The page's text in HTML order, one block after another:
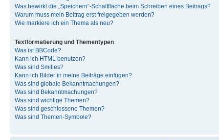
Was bewirkt die „Speichern“-Schaltfläche beim Schreiben eines Beitrags?
Warum muss mein Beitrag erst freigegeben werden?
Wie markiere ich ein Thema als neu?
Textformatierung und Thementypen
Was ist BBCode?
Kann ich HTML benutzen?
Was sind Smilies?
Kann ich Bilder in meine Beiträge einfügen?
Was sind globale Bekanntmachungen?
Was sind Bekanntmachungen?
Was sind wichtige Themen?
Was sind geschlossene Themen?
Was sind Themen-Symbole?